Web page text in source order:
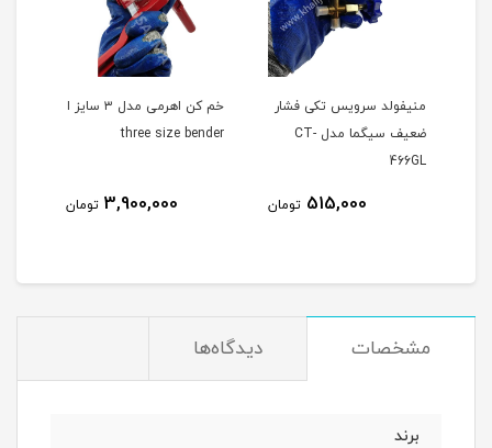
منیفولد سرویس تکی فشار
ضعیف سیگما مدل CT-
466GL
515,000 تومان
خم کن اهرمی مدل ۳ سایز ا
three size bender
3,900,000 تومان
مشخصات دیدگاه‌ها
برند